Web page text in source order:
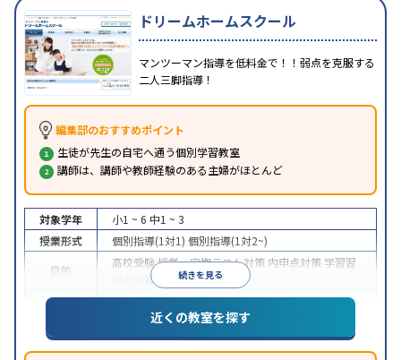
ドリームホームスクール
マンツーマン指導を低料金で！！弱点を克服する
二人三脚指導！
編集部のおすすめポイント
生徒が先生の自宅へ通う個別学習教室
講師は、講師や教師経験のある主婦がほとんど
続きを見る
対象学年 小1 ~ 6 中1 ~ 3
授業形式
個別指導(1対1) 個別指導(1対2~)
目的
高校受験授業・定期テスト対策 内申点対策 学習習
慣の定着
授業の振替可能不登校生に対応1科目から受講可能
季節講習のみの受講可
近くの教室を探す